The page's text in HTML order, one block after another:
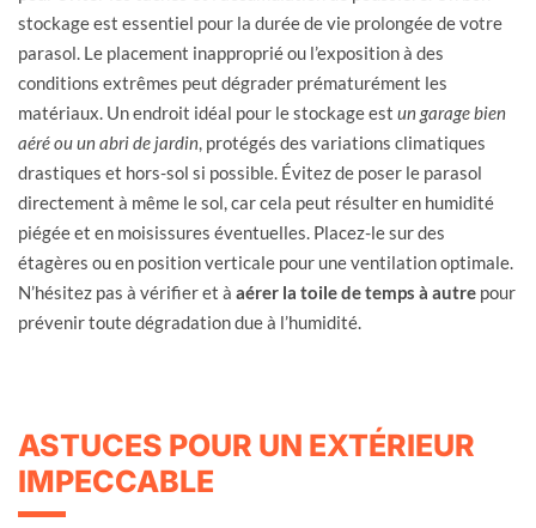
stockage est essentiel pour la durée de vie prolongée de votre
parasol. Le placement inapproprié ou l’exposition à des
conditions extrêmes peut dégrader prématurément les
matériaux. Un endroit idéal pour le stockage est un garage bien
aéré ou un abri de jardin, protégés des variations climatiques
drastiques et hors-sol si possible. Évitez de poser le parasol
directement à même le sol, car cela peut résulter en humidité
piégée et en moisissures éventuelles. Placez-le sur des
étagères ou en position verticale pour une ventilation optimale.
N’hésitez pas à vérifier et à aérer la toile de temps à autre pour
prévenir toute dégradation due à l’humidité.
ASTUCES POUR UN EXTÉRIEUR
IMPECCABLE